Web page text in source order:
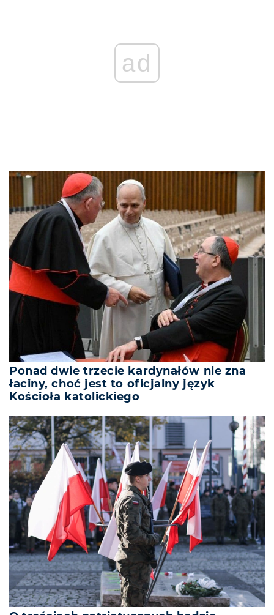
ad
Ponad dwie trzecie kardynałów nie zna
łaciny, choć jest to oficjalny język
Kościoła katolickiego